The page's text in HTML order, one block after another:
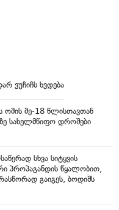
ვუჩიჩს ხვდება
მე-18 წლისთავთან
სახელმწიფო დროშები
სხვა სიტყვის
პროპაგანდის წყალობით,
გაიგეს, ბოდიშს